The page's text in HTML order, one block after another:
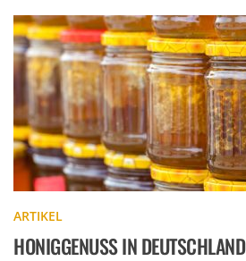
ARTIKEL
HONIGGENUSS IN DEUTSCHLAND